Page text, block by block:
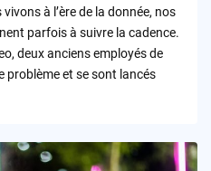
à l’ère de la donnée, nos
parfois à suivre la cadence.
deux anciens employés de
problème et se sont lancés